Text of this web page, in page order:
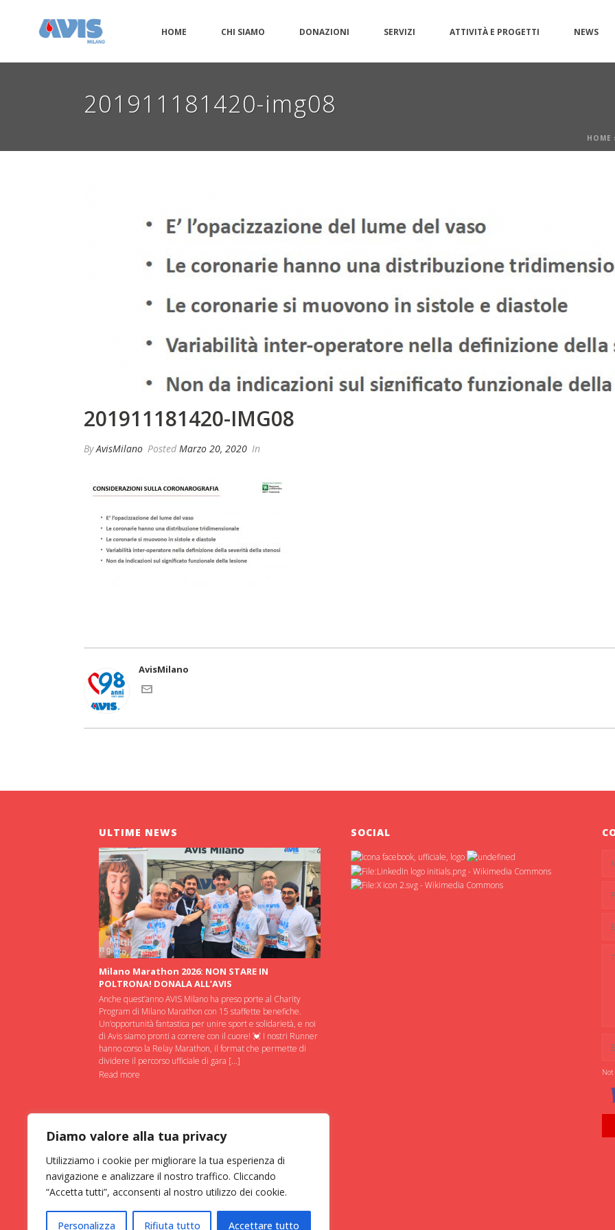
Diamo valore alla tua privacy
Utilizziamo i cookie per migliorare la tua esperienza di
navigazione e analizzare il nostro traffico. Cliccando
“Accetta tutti”, acconsenti al nostro utilizzo dei cookie.
Personalizza Rifiuta tutto Accettare tutto
HOME CHI SIAMO DONAZIONI SERVIZI ATTIVITÀ E PROGETTI NEWS
201911181420-img08
HOME
201911181420-IMG08
ByAvisMilano Posted Marzo 20, 2020 In
AvisMilano
ULTIME NEWS
Milano Marathon 2026: NON STARE IN
POLTRONA! DONALA ALL’AVIS
Anche quest’anno AVIS Milano ha preso porte al Charity
Program di Milano Marathon con 15 staffette benefiche.
Un’opportunità fantastica per unire sport e solidarietà, e noi
di Avis siamo pronti a correre con il cuore! 💓 I nostri Runner
hanno corso la Relay Marathon, il format che permette di
dividere il percorso ufficiale di gara […]
Read more
SOCIAL